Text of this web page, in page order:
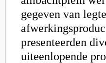
gegeven van
presenteerden
uiteenlopende